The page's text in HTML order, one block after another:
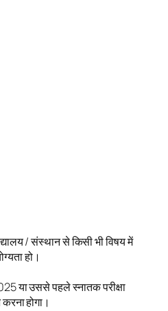
/ संस्थान से किसी भी विषय में
हो।
या उससे पहले स्नातक परीक्षा
होगा।